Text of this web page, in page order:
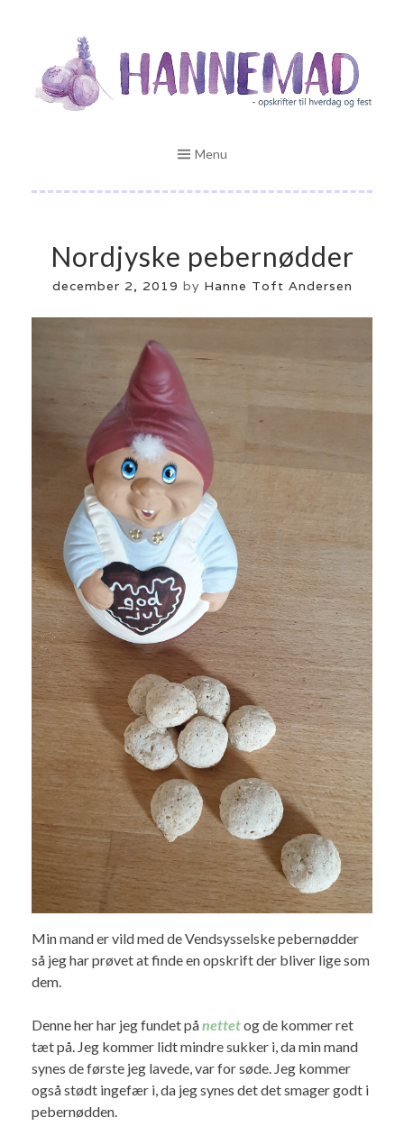
content
HANNEMAD.DK
Opskrifter til hverdag og fest
Menu
Nordjyske pebernødder
december 2, 2019 by Hanne Toft Andersen
Min mand er vild med de Vendsysselske pebernødder
så jeg har prøvet at finde en opskrift der bliver lige som
dem.
Denne her har jeg fundet pånettetog de kommer ret
tæt på. Jeg kommer lidt mindre sukker i, da min mand
synes de første jeg lavede, var for søde. Jeg kommer
også stødt ingefær i, da jeg synes det det smager godt i
pebernødden.